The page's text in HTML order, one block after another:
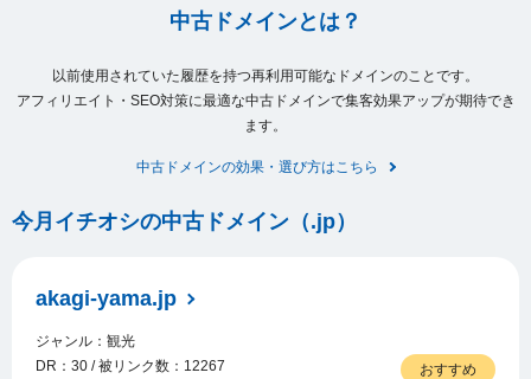
中古ドメインとは？
以前使用されていた履歴を持つ再利用可能なドメインのことです。
アフィリエイト・SEO対策に最適な中古ドメインで集客効果アップが期待でき
ます。
中古ドメインの効果・選び方はこちら
今月イチオシの中古ドメイン（.jp）
akagi-yama.jp
ジャンル：観光
DR：30 / 被リンク数：12267
おすすめ